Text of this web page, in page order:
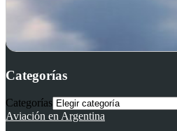
Categorías
Categorías
Aviación en Argentina